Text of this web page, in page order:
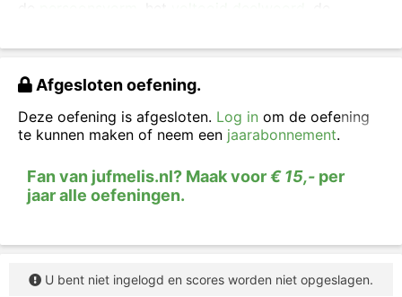
belangrijk dat je deverschillende vormen van het
werkwoordspelling goed kunt toepassen.
Bij depersoonsvorm kies je voor de tegenwoordige
tijd, tenzij in de zin duidelijk staat aangegeven dat
het verleden tijd moet zijn. Vul de juiste
werkwoordsvorm in.
Afgesloten oefening.
Deze oefening is afgesloten. Log in om de oefening
te kunnen maken of neem een jaarabonnement.
Fan van jufmelis.nl? Maak voor€ 15,- per
jaar alle oefeningen.
U bent niet ingelogd en scores worden niet opgeslagen.